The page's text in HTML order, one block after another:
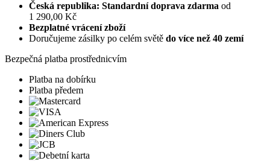
Česká republika: Standardní doprava zdarma od
1 290,00 Kč
Bezplatné vrácení zboží
Doručujeme zásilky po celém světě do více než 40 zemí
Bezpečná platba prostřednicvím
Platba na dobírku
Platba předem